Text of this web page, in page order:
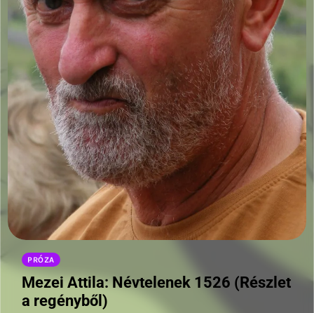
PRÓZA
Mezei Attila: Névtelenek 1526 (Részlet
a regényből)